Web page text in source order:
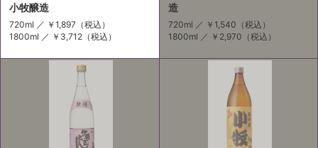
小牧醸造
720ml ／ ￥1,897 （税込）
1800ml ／ ￥3,712 （税込）
造
720ml ／ ￥1,540 （税込）
1800ml ／ ￥2,970 （税込）